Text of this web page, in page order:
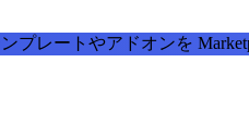
プレートやアドオンを